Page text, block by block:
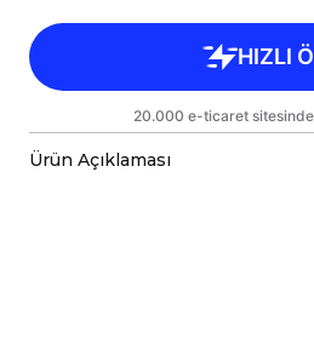
Ürün Açıklaması